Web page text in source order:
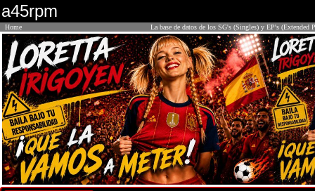
a45rpm
Home La base de datos de los SG's (Singles) y EP's (Extended